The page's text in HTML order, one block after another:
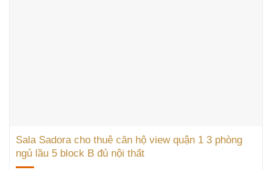
Sala Sadora cho thuê căn hộ view quận 1 3 phòng
ngủ lầu 5 block B đủ nội thất